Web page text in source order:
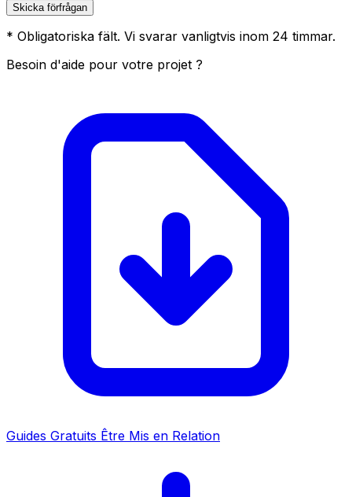
Skicka förfrågan
* Obligatoriska fält. Vi svarar vanligtvis inom 24 timmar.
Besoin d'aide pour votre projet ?
Guides Gratuits Être Mis en Relation